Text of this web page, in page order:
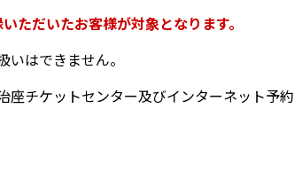
ただいたお客様が対象となります。
はできません。
チケットセンター及びインターネット予約